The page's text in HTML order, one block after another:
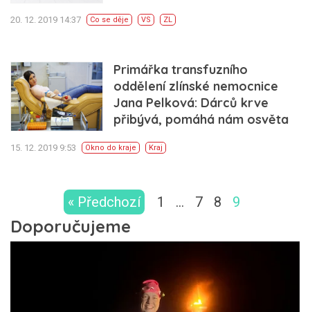
20. 12. 2019 14:37 Co se děje VS ZL
Primářka transfuzního
oddělení zlínské nemocnice
Jana Pelková: Dárců krve
přibývá, pomáhá nám osvěta
15. 12. 2019 9:53 Okno do kraje Kraj
« Předchozí 1 … 7 8 9